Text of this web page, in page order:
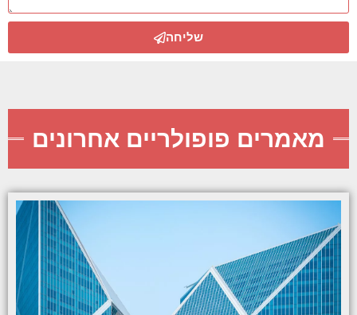
שליחה
מאמרים פופולריים אחרונים